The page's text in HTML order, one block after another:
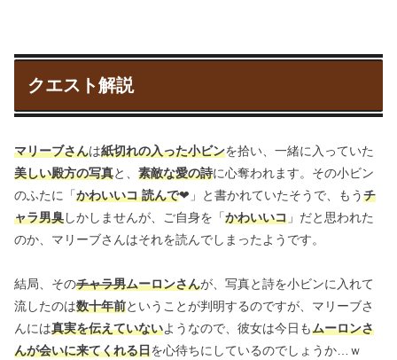
クエスト解説
マリーブさんは紙切れの入った小ビンを拾い、一緒に入っていた
美しい殿方の写真と、 素敵な愛の詩に心奪われます。その小ビン
のふたに「かわいいコ 読んで❤」と書かれていたそうで、もうチ
ャラ男臭しかしませんが、ご自身を「かわいいコ 」だと思われた
のか、マリーブさんはそれを読んでしまったようです。
結局、そのチャラ男ムーロンさんが、写真と詩を小ビンに入れて
流したのは数十年前ということが判明するのですが、マリーブさ
んには真実を伝えていないようなので、彼女は今日もムーロンさ
んが会いに来てくれる日を心待ちにしているのでしょうか…ｗ